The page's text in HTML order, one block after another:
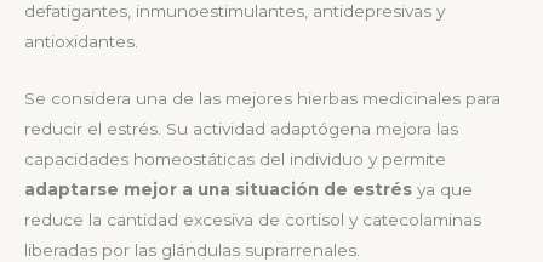
defatigantes, inmunoestimulantes, antidepresivas y
antioxidantes.
Se considera una de las mejores hierbas medicinales para
reducir el estrés. Su actividad adaptógena mejora las
capacidades homeostáticas del individuo y permite
adaptarse mejor a una situación de estrés ya que
reduce la cantidad excesiva de cortisol y catecolaminas
liberadas por las glándulas suprarrenales.